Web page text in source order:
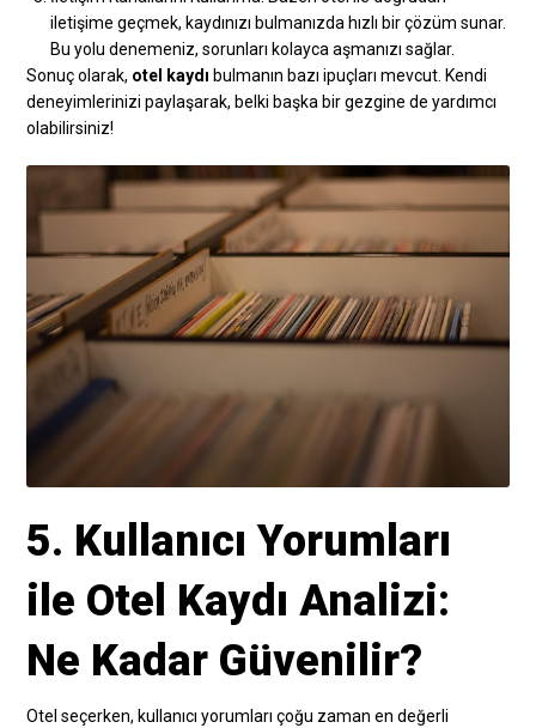
iletişime geçmek, kaydınızı bulmanızda hızlı bir çözüm sunar.
Bu yolu denemeniz, sorunları kolayca aşmanızı sağlar.
Sonuç olarak, otel kaydı bulmanın bazı ipuçları mevcut. Kendi
deneyimlerinizi paylaşarak, belki başka bir gezgine de yardımcı
olabilirsiniz!
5. Kullanıcı Yorumları
ile Otel Kaydı Analizi:
Ne Kadar Güvenilir?
Otel seçerken, kullanıcı yorumları çoğu zaman en değerli